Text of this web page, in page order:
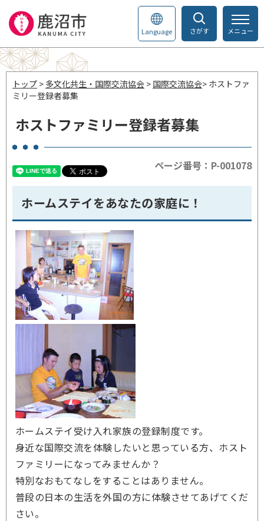
さがす
Language メニュー
トップ > 多文化共生・国際交流協会 > 国際交流協会> ホストファ
ミリー登録者募集
ホストファミリー登録者募集
ページ番号：P-001078
ホームステイをあなたの家庭に！
ホームステイ受け入れ家族の登録制度です。
身近な国際交流を体験したいと思っている方、ホスト
ファミリーになってみませんか？
特別なおもてなしをすることはありません。
普段の日本の生活を外国の方に体験させてあげてくだ
さい。